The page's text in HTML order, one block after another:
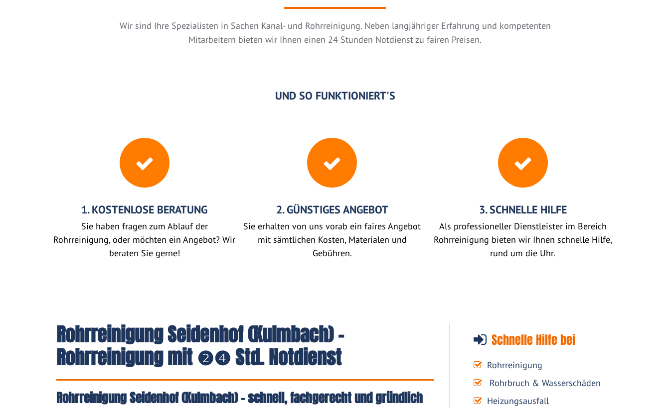
Wir sind Ihre Spezialisten in Sachen Kanal- und Rohrreinigung. Neben langjähriger Erfahrung und kompetenten
Mitarbeitern bieten wir Ihnen einen 24 Stunden Notdienst zu fairen Preisen.
UND SO FUNKTIONIERT'S
1. KOSTENLOSE BERATUNG
Sie haben fragen zum Ablauf der
Rohrreinigung, oder möchten ein Angebot? Wir
beraten Sie gerne!
2. GÜNSTIGES ANGEBOT
Sie erhalten von uns vorab ein faires Angebot
mit sämtlichen Kosten, Materialen und
Gebühren.
3. SCHNELLE HILFE
Als professioneller Dienstleister im Bereich
Rohrreinigung bieten wir Ihnen schnelle Hilfe,
rund um die Uhr.
Schnelle Hilfe bei
Rohrreinigung
Rohrbruch & Wasserschäden
Heizungsausfall
Rohrreinigung Seidenhof (Kulmbach) -
Rohrreinigung mit ❷❹ Std. Notdienst
Rohrreinigung Seidenhof (Kulmbach) – schnell, fachgerecht und gründlich